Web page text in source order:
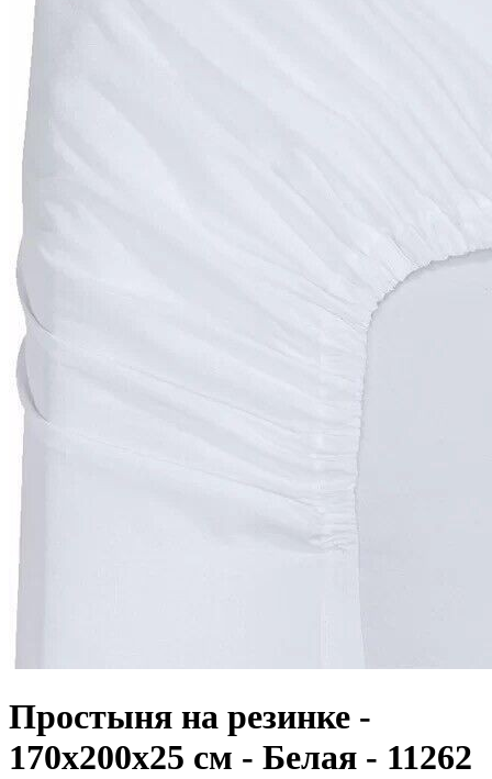
Простыня на резинке -
170x200x25 cм - Белая - 11262